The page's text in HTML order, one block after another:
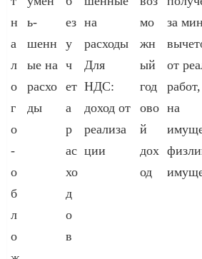
н
а
л
о
г
о
­
о
б
л
о
ь­
шенн
ые на
расхо
ды
ез
у
ч
ет
а
р
ас
хо
д
о
в
на
расходы
Для
НДС:
доход от
реализа
ции
мо
жн
ый
год
ово
й
дох
од
за
от
на